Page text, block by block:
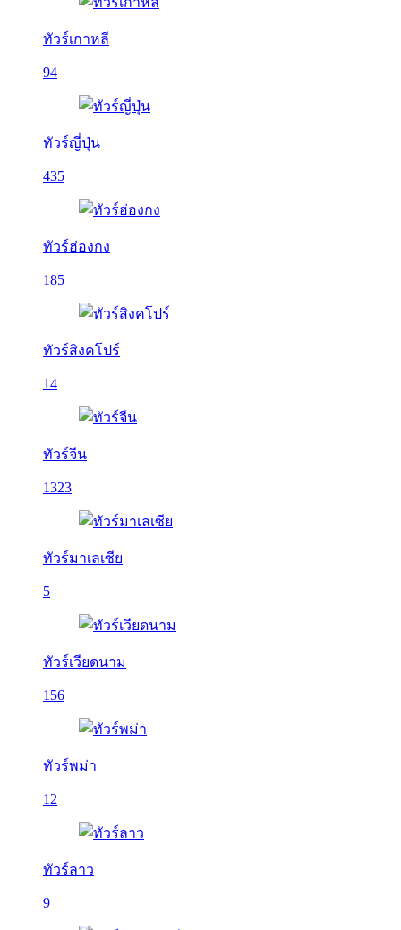
ทัวร์เกาหลี
94
ทัวร์ญี่ปุ่น
435
ทัวร์ฮ่องกง
185
ทัวร์สิงคโปร์
14
ทัวร์จีน
1323
ทัวร์มาเลเซีย
5
ทัวร์เวียดนาม
156
ทัวร์พม่า
12
ทัวร์ลาว
9